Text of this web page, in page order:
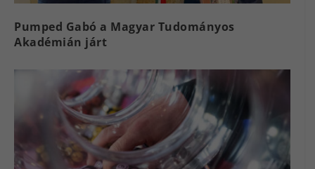
Pumped Gabó a Magyar Tudományos
Akadémián járt